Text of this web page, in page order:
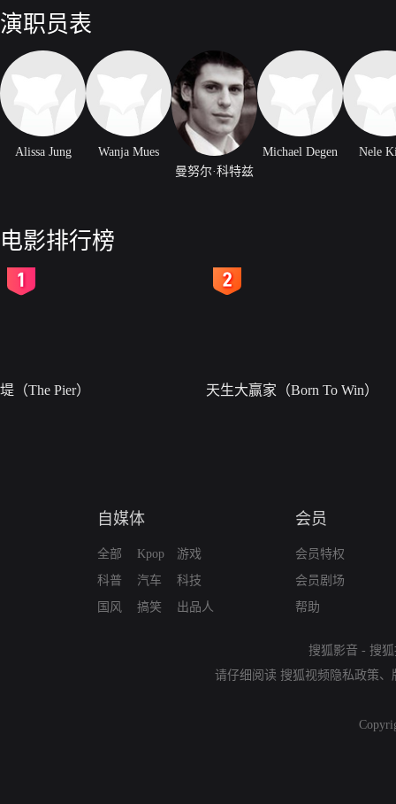
演职员表
Alissa Jung
Wanja Mues
曼努尔·科特兹
Michael Degen Nele
电影排行榜
堤（The Pier） 天生大赢家（Born To Win）
自媒体
全部
科普
国风
Kpop
汽车
搞笑
游戏
科技
出品人
会员
会员特权
会员剧场
帮助
搜狐影音 - 搜
请仔细阅读 搜狐视频隐私政策、